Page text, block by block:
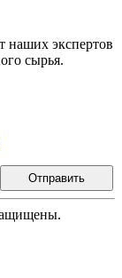
наших экспертов
сырья.
Отправить